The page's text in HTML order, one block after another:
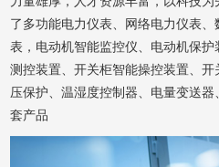
了多功能电力仪表、网络电力仪表
表，电动机智能监控仪、电动机保
测控装置、开关柜智能操控装置、
压保护、温湿度控制器、电量变送
套产品